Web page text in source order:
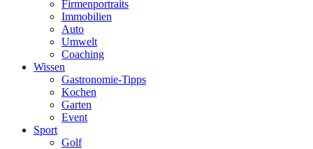
Firmenportraits
Immobilien
Auto
Umwelt
Coaching
Wissen
Gastronomie-Tipps
Kochen
Garten
Event
Sport
Golf